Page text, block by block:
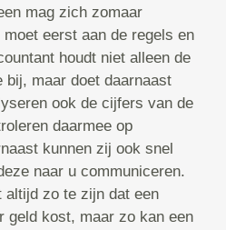
mag zich zomaar
eerst aan de regels en
houdt niet alleen de
maar doet daarnaast
ook de cijfers van de
daarmee op
kunnen zij ook snel
naar u communiceren.
altijd zo te zijn dat een
geld kost, maar zo kan een